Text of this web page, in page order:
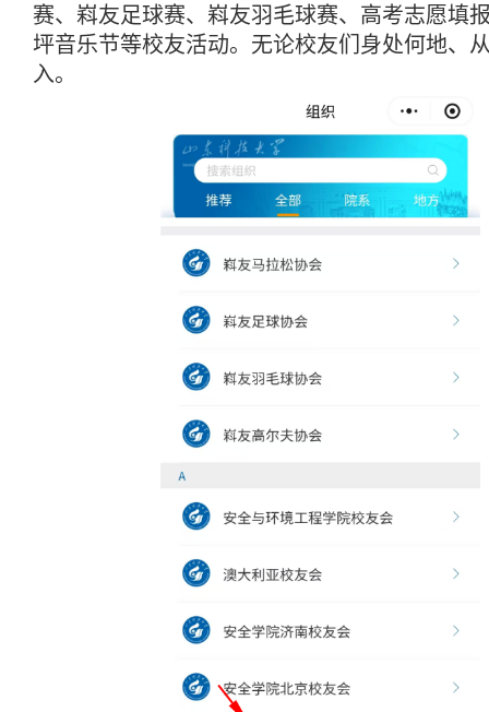
赛、嵙友足球赛、嵙友羽毛球赛、高考志愿填
坪音乐节等校友活动。无论校友们身处何地、
入。